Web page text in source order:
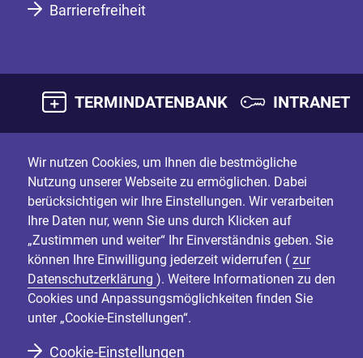
Barrierefreiheit
TERMINDATENBANK INTRANET
Wir nutzen Cookies, um Ihnen die bestmögliche
Nutzung unserer Webseite zu ermöglichen. Dabei
berücksichtigen wir Ihre Einstellungen. Wir verarbeiten
Ihre Daten nur, wenn Sie uns durch Klicken auf
„Zustimmen und weiter“ Ihr Einverständnis geben. Sie
können Ihre Einwilligung jederzeit widerrufen ( zur
Datenschutzerklärung ). Weitere Informationen zu den
Cookies und Anpassungsmöglichkeiten finden Sie
unter „Cookie-Einstellungen“.
Cookie-Einstellungen